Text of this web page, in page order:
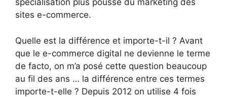
spécialisation plus poussé du marketing des
sites e-commerce.
Quelle est la différence et importe-t-il ? Avant
que le e-commerce digital ne devienne le terme
de facto, on m’a posé cette question beaucoup
au fil des ans … la différence entre ces termes
importe-t-elle ? Depuis 2012 on utilise 4 fois